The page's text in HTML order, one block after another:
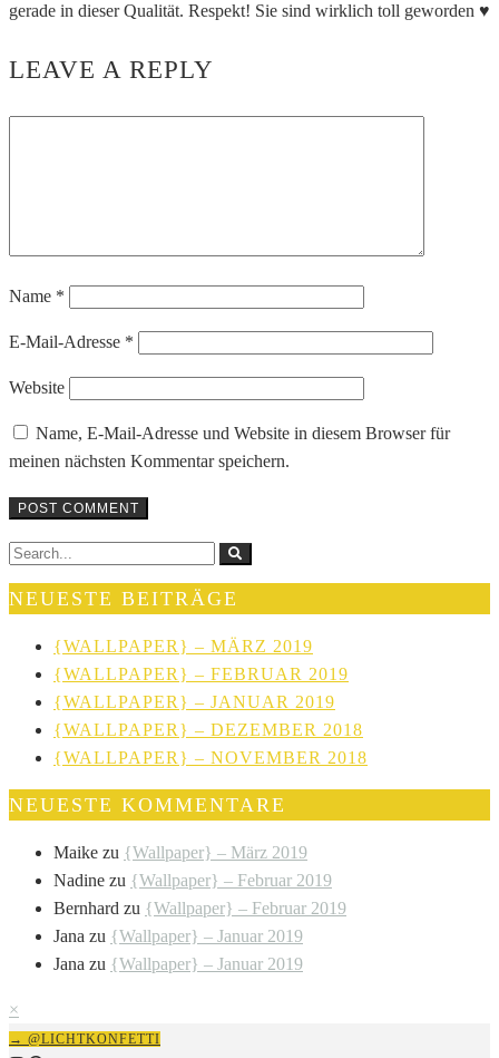
gerade in dieser Qualität. Respekt! Sie sind wirklich toll geworden ♥
LEAVE A REPLY
Name *
E-Mail-Adresse *
Website
Name, E-Mail-Adresse und Website in diesem Browser für
meinen nächsten Kommentar speichern.
NEUESTE BEITRÄGE
{WALLPAPER} – MÄRZ 2019
{WALLPAPER} – FEBRUAR 2019
{WALLPAPER} – JANUAR 2019
{WALLPAPER} – DEZEMBER 2018
{WALLPAPER} – NOVEMBER 2018
NEUESTE KOMMENTARE
Maike zu {Wallpaper} – März 2019
Nadine zu {Wallpaper} – Februar 2019
Bernhard zu {Wallpaper} – Februar 2019
Jana zu {Wallpaper} – Januar 2019
Jana zu {Wallpaper} – Januar 2019
×
→ @LICHTKONFETTI